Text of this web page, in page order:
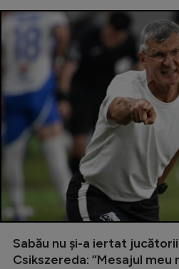
Sabău nu și-a iertat
Csikszereda: ”Mesajul meu